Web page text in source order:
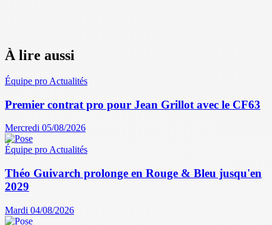
À lire aussi
Équipe pro Actualités
Premier contrat pro pour Jean Grillot avec le CF63
Mercredi 05/08/2026
Équipe proActualités
Théo Guivarch prolonge en Rouge & Bleu jusqu'en
2029
Mardi 04/08/2026